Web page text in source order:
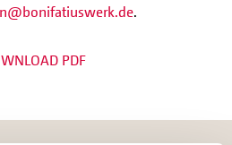
@bonifatiuswerk.de.
PDF